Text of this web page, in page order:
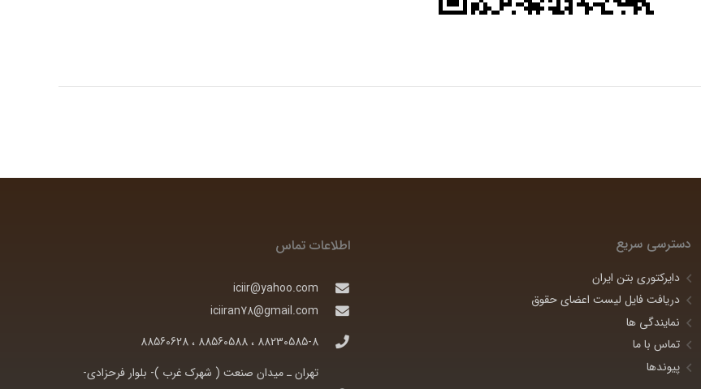
دسترسی سریع
دایرکتوری بتن ایران
دریافت فایل لیست اعضای حقوق
نمایندگی ها
تماس با ما
پیوندها
اطلاعات تماس
iciir@yahoo.com
iciiran78@gmail.com
88230585-8 ، 88560588 ، 88560628
تهران ـ ميدان صنعت ( شهرک غرب )- بلوار فرحزادی-